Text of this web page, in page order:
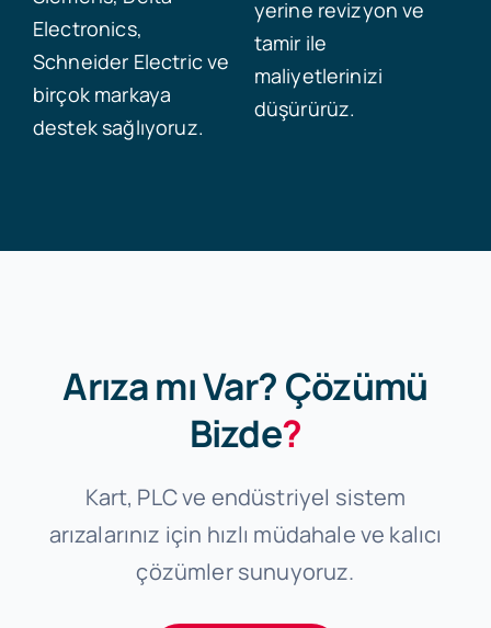
Electronics,
Schneider Electric ve
birçok markaya
destek sağlıyoruz.
yerine revizyon ve
tamir ile
maliyetlerinizi
düşürürüz.
Arıza mı Var? Çözümü
Bizde?
Kart, PLC ve endüstriyel sistem
arızalarınız için hızlı müdahale ve kalıcı
çözümler sunuyoruz.